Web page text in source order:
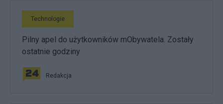
Technologie
Pilny apel do użytkowników mObywatela. Zostały
ostatnie godziny
Redakcja